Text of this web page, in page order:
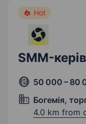
Hot
SMM-
50 000 – 80
Богемія,
4.0 km from